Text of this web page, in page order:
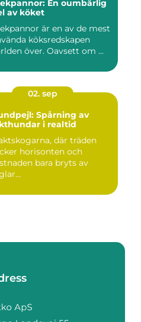
En oumbärlig
av köket
är en av de mest
köksredskapen
över. Oavsett om ...
02. sep
Spårning av
i realtid
där träden
horisonten och
bara bryts av